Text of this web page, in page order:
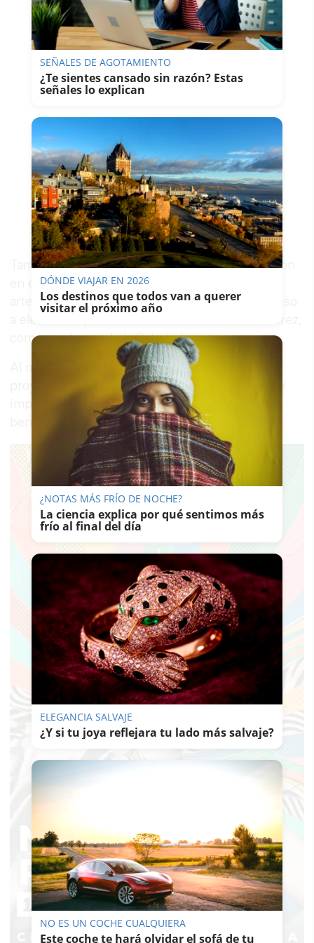
También se ha destacado la próxima intervención
en eleje del Arroyo , una de las principales
arterias de entrada al centro histórico y de acceso
a elementos patrimoniales emblemáticos de Jerez,
como es el caso de la Catedral.
Al mismo tiempo, se han abordado otro tipo de
proyectos, en este caso decarácter social
impulsar desde la colaboración conjunta en
beneficio de la ciudad.
SEÑALES DE AGOTAMIENTO
¿Te sientes cansado sin razón? Estas
señales lo explican
DÓNDE VIAJAR EN 2026
Los destinos que todos van a querer
visitar el próximo año
¿NOTAS MÁS FRÍO DE NOCHE?
La ciencia explica por qué sentimos más
frío al final del día
ELEGANCIA SALVAJE
¿Y si tu joya reflejara tu lado más salvaje?
NO ES UN COCHE CUALQUIERA
Este coche te hará olvidar el sofá de tu